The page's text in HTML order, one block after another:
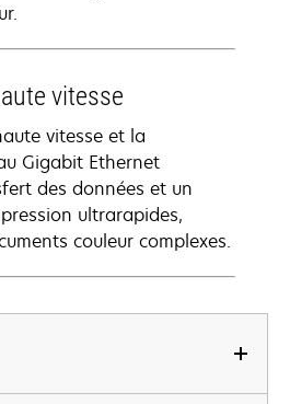
vitesse
vitesse et la
Gigabit Ethernet
des données et un
ultrarapides,
couleur complexes.